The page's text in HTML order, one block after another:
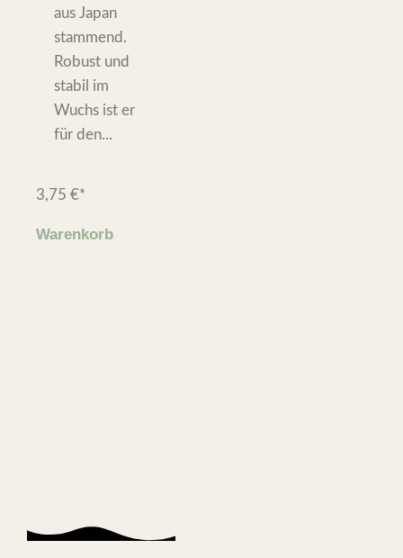
aus Japan
stammend.
Robust und
stabil im
Wuchs ist er
für den...
3,75 €*
Warenkorb